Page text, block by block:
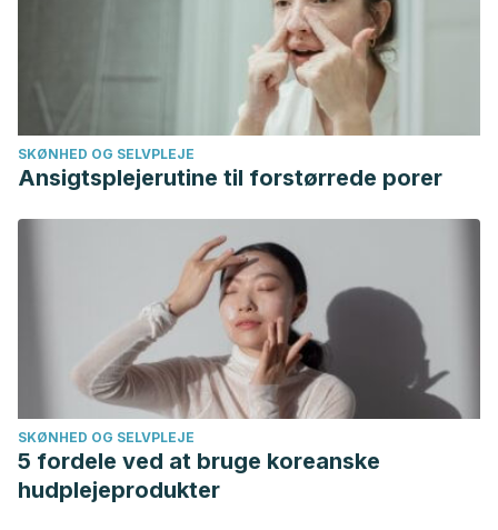
SKØNHED OG SELVPLEJE
Ansigtsplejerutine til forstørrede porer
SKØNHED OG SELVPLEJE
5 fordele ved at bruge koreanske
hudplejeprodukter